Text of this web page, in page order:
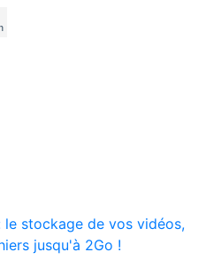
le stockage de vos vidéos,
jusqu'à 2Go !